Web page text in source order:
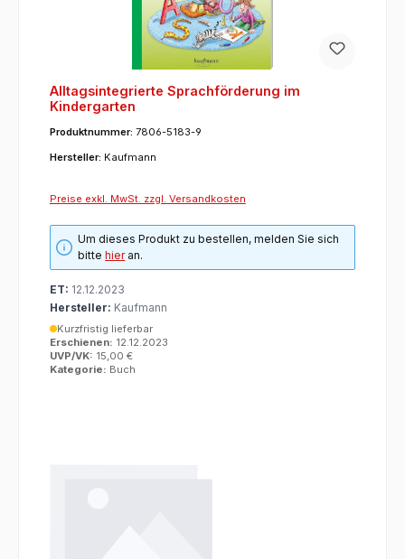
Alltagsintegrierte Sprachförderung im
Kindergarten
Produktnummer: 7806-5183-9
Hersteller: Kaufmann
Preise exkl. MwSt. zzgl. Versandkosten
Um dieses Produkt zu bestellen, melden Sie sich
bittehieran.
ET: 12.12.2023
Hersteller: Kaufmann
Kurzfristig lieferbar
Erschienen: 12.12.2023
UVP/VK: 15,00 €
Kategorie: Buch